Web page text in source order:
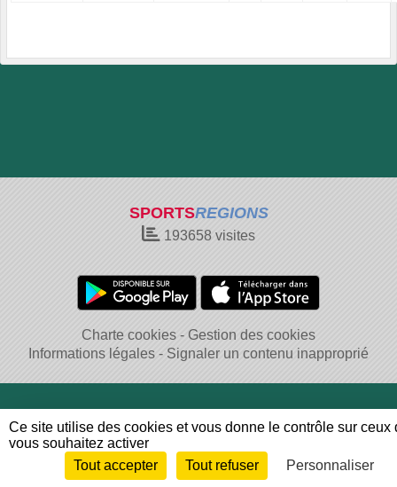
SPORTSREGIONS
193658 visites
Charte cookies
Gestion des cookies
Informations légales
Signaler un contenu inapproprié
Envie de participer ? Connexion
Ce site utilise des cookies et vous donne le contrôle sur ceux
vous souhaitez activer
Tout accepter
Tout refuser Personnaliser